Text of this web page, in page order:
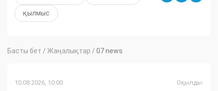
қылмыс
Басты бет / Жаңалықтар / 07 news
10.08.2026, 10:00 Оқылды: